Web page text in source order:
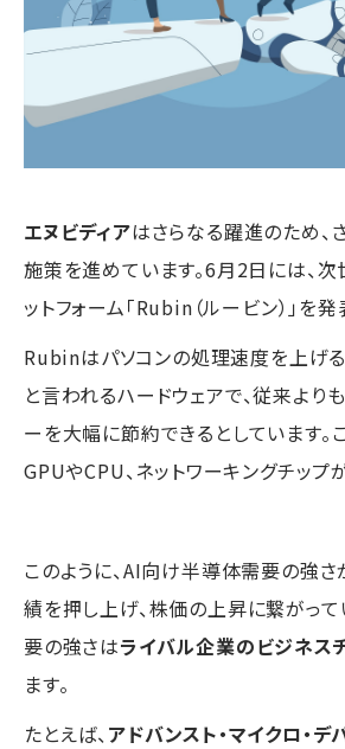
エヌビディアはさらなる躍進のため、
施策を進めています。6月2日には、
ットフォーム「Rubin（ルービン）」を発
Rubinはパソコンの処理速度を上げ
と言われるハードウェアで、従来より
ーを大幅に節約できるとしています。
GPUやCPU、ネットワーキングチップ
このように、AI向け半導体需要の強
績を押し上げ、株価の上昇に繋がって
要の強さはライバル企業のビジネス
ます。
たとえば、アドバンスト・マイクロ・デ